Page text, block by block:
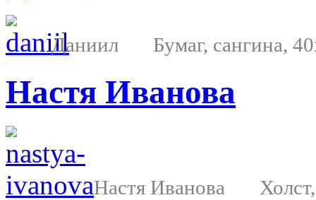
Даниил Бумаг, сангина,
Настя Иванова
Настя Иванова Холст,